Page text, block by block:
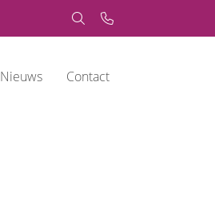
Nieuws Contact